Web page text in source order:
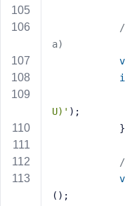
a)
U)' );
            }
();